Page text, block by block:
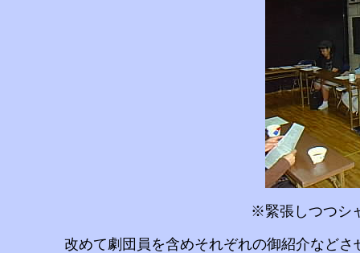
※緊張しつつシ
改めて劇団員を含めそれぞれの御紹介などさ